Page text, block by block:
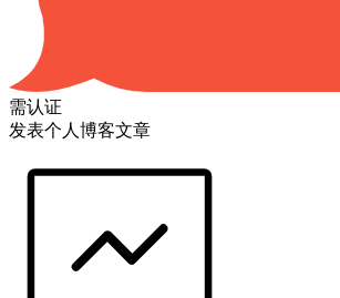
需认证
发表个人博客文章